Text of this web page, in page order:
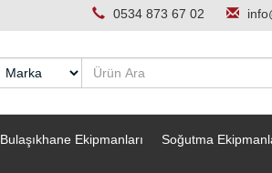
0534 873 67 02
Bulaşıkhane Ekipmanları Soğutma